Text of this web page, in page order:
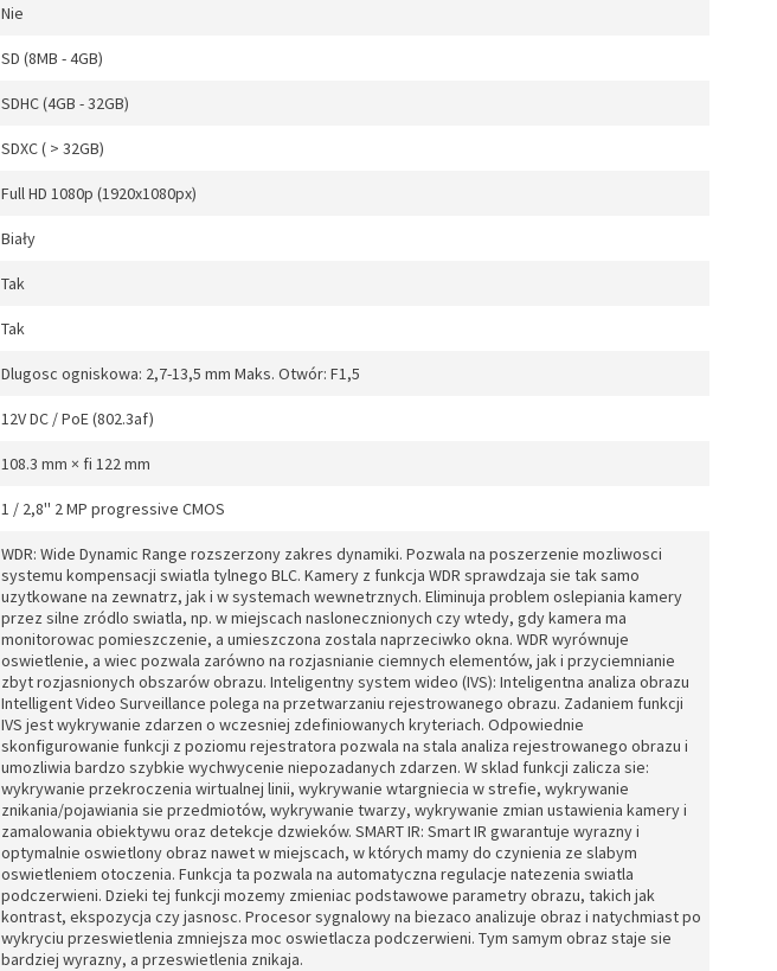
Nie
SD (8MB - 4GB)
SDHC (4GB - 32GB)
SDXC ( > 32GB)
Full HD 1080p (1920x1080px)
Biały
Tak
Tak
Dlugosc ogniskowa: 2,7-13,5 mm Maks. Otwór: F1,5
12V DC / PoE (802.3af)
108.3 mm × fi 122 mm
1 / 2,8'' 2 MP progressive CMOS
WDR: Wide Dynamic Range rozszerzony zakres dynamiki. Pozwala na poszerzenie mozliwosci
systemu kompensacji swiatla tylnego BLC. Kamery z funkcja WDR sprawdzaja sie tak samo
uzytkowane na zewnatrz, jak i w systemach wewnetrznych. Eliminuja problem oslepiania kamery
przez silne zródlo swiatla, np. w miejscach naslonecznionych czy wtedy, gdy kamera ma
monitorowac pomieszczenie, a umieszczona zostala naprzeciwko okna. WDR wyrównuje
oswietlenie, a wiec pozwala zarówno na rozjasnianie ciemnych elementów, jak i przyciemnianie
zbyt rozjasnionych obszarów obrazu. Inteligentny system wideo (IVS): Inteligentna analiza obrazu
Intelligent Video Surveillance polega na przetwarzaniu rejestrowanego obrazu. Zadaniem funkcji
IVS jest wykrywanie zdarzen o wczesniej zdefiniowanych kryteriach. Odpowiednie
skonfigurowanie funkcji z poziomu rejestratora pozwala na stala analiza rejestrowanego obrazu i
umozliwia bardzo szybkie wychwycenie niepozadanych zdarzen. W sklad funkcji zalicza sie:
wykrywanie przekroczenia wirtualnej linii, wykrywanie wtargniecia w strefie, wykrywanie
znikania/pojawiania sie przedmiotów, wykrywanie twarzy, wykrywanie zmian ustawienia kamery i
zamalowania obiektywu oraz detekcje dzwieków. SMART IR: Smart IR gwarantuje wyrazny i
optymalnie oswietlony obraz nawet w miejscach, w których mamy do czynienia ze slabym
oswietleniem otoczenia. Funkcja ta pozwala na automatyczna regulacje natezenia swiatla
podczerwieni. Dzieki tej funkcji mozemy zmieniac podstawowe parametry obrazu, takich jak
kontrast, ekspozycja czy jasnosc. Procesor sygnalowy na biezaco analizuje obraz i natychmiast po
wykryciu przeswietlenia zmniejsza moc oswietlacza podczerwieni. Tym samym obraz staje sie
bardziej wyrazny, a przeswietlenia znikaja.